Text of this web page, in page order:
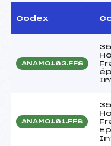
Codex
ANAM0163.FFS
ANAM0161.FFS